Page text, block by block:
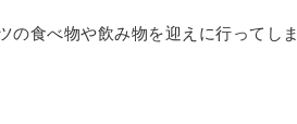
の食べ物や飲み物を迎えに行ってしま